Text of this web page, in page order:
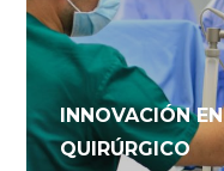
INNOVACIÓN
QUIRÚRGICO